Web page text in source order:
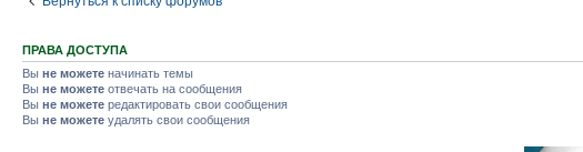
ПРАВА ДОСТУПА
Вы не можете начинать темы
Вы не можете отвечать на сообщения
Вы не можете редактировать свои сообщения
Вы не можете удалять свои сообщения